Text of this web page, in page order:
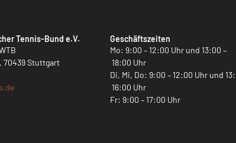
Tennis-Bund e.V.
70439 Stuttgart
Geschäftszeiten
Mo: 9:00 – 12:00 Uhr und 13:00 –
18:00 Uhr
Di, Mi, Do: 9:00 – 12:00 Uhr und
16:00 Uhr
Fr: 9:00 – 17:00 Uhr